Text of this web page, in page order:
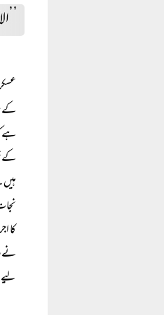
کے
ہے
کے
کا
نے